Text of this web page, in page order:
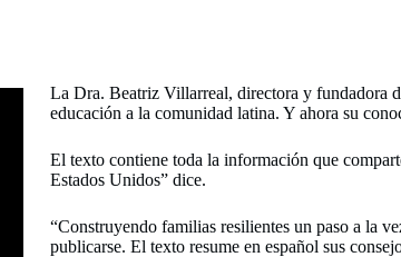
La Dra. Beatriz Villarreal, directora y fundadora
educación a la comunidad latina. Y ahora su
El texto contiene toda la información que
Estados Unidos” dice.
“Construyendo familias resilientes un paso a la
publicarse. El texto resume en español sus